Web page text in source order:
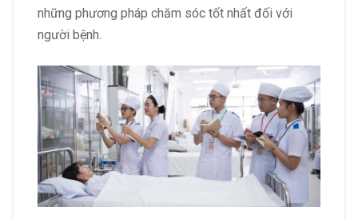
những phương pháp chăm sóc tốt nhất đối với
người bệnh.